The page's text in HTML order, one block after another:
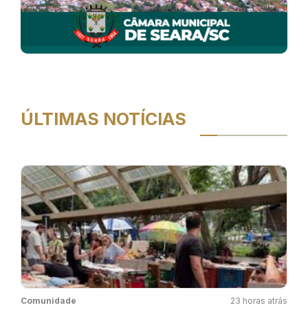
ÚLTIMAS NOTÍCIAS
Comunidade 23 horas atrás